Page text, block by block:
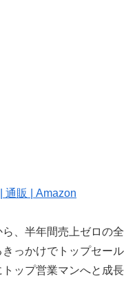
通販 | Amazon
、半年間売上ゼロの全
っかけでトップセール
ップ営業マンへと成長